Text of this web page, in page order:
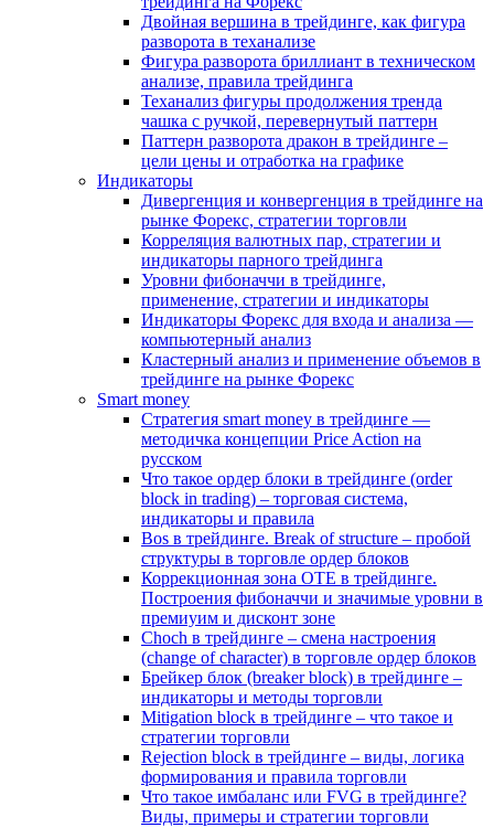
Двойная вершина в трейдинге, как фигура
разворота в теханализе
Фигура разворота бриллиант в техническом
анализе, правила трейдинга
Теханализ фигуры продолжения тренда
чашка с ручкой, перевернутый паттерн
Паттерн разворота дракон в трейдинге –
цели цены и отработка на графике
Индикаторы
Дивергенция и конвергенция в трейдинге на
рынке Форекс, стратегии торговли
Корреляция валютных пар, стратегии и
индикаторы парного трейдинга
Уровни фибоначчи в трейдинге,
применение, стратегии и индикаторы
Индикаторы Форекс для входа и анализа —
компьютерный анализ
Кластерный анализ и применение объемов в
трейдинге на рынке Форекс
Smart money
Стратегия smart money в трейдинге —
методичка концепции Price Action на
русском
Что такое ордер блоки в трейдинге (order
block in trading) – торговая система,
индикаторы и правила
Bos в трейдинге. Break of structure – пробой
структуры в торговле ордер блоков
Коррекционная зона OTE в трейдинге.
Построения фибоначчи и значимые уровни в
премиуим и дисконт зоне
Choch в трейдинге – смена настроения
(change of character) в торговле ордер блоков
Брейкер блок (breaker block) в трейдинге –
индикаторы и методы торговли
Mitigation block в трейдинге – что такое и
стратегии торговли
Rejection block в трейдинге – виды, логика
формирования и правила торговли
Что такое имбаланс или FVG в трейдинге?
Виды, примеры и стратегии торговли